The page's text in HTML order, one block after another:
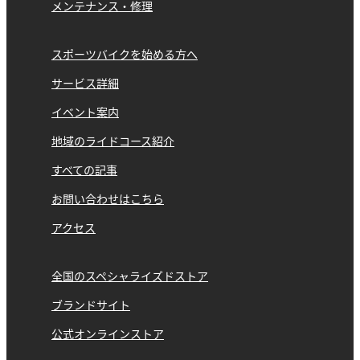
メンテナンス・修理
スポーツバイクを始める方へ
サービス詳細
イベント案内
地域のライドコース紹介
すべての記事
お問い合わせはこちら
アクセス
全国のスペシャライズドストア
ブランドサイト
公式オンラインストア